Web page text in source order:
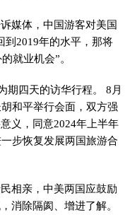
媒体，中国游客对美国
到2019年的水平，那将
就业机会”。
期四天的访华行程。 8月
和平举行会面，双方强
义，同意2024年上半年
步恢复发展两国旅游合
相亲，中美两国应鼓励
消除隔阂、增进了解。